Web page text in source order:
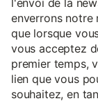
enverrons notre
que lorsque
vous acceptez
premier temps,
lien que vous
souhaitez, en